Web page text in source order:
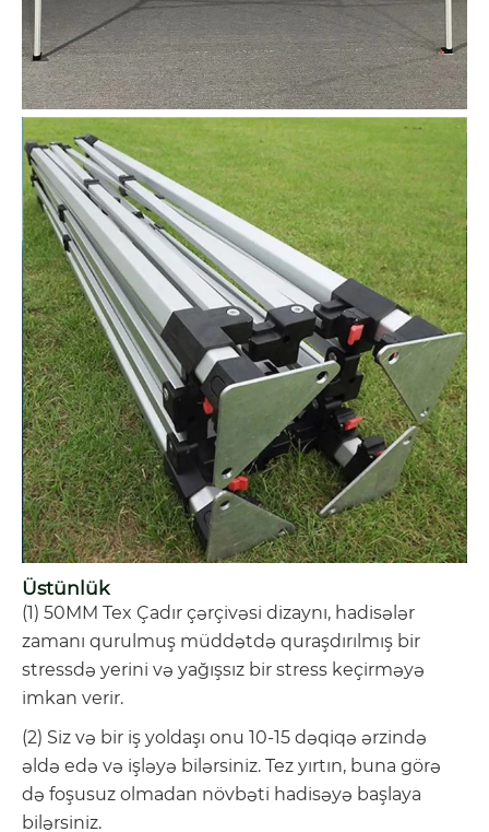
Üstünlük
(1) 50MM Tex Çadır çərçivəsi dizaynı, hadisələr
zamanı qurulmuş müddətdə quraşdırılmış bir
stressdə yerini və yağışsız bir stress keçirməyə
imkan verir.
(2) Siz və bir iş yoldaşı onu 10-15 dəqiqə ərzində
əldə edə və işləyə bilərsiniz. Tez yırtın, buna görə
də foşusuz olmadan növbəti hadisəyə başlaya
bilərsiniz.